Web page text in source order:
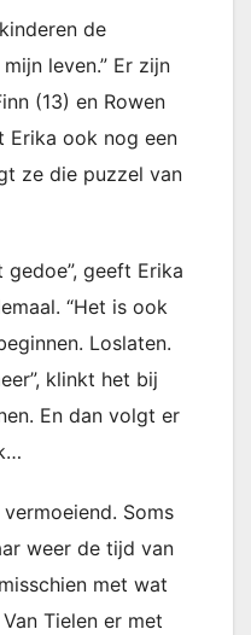
de
leven.” Er zijn
(13) en Rowen
Erika ook nog een
ze die puzzel van
geeft Erika
“Het is ook
Loslaten.
klinkt het bij
En dan volgt er
Soms
weer de tijd van
met wat
Tielen er met